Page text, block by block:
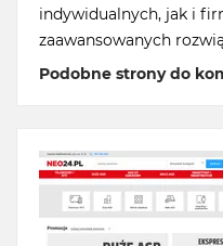
indywidualnych, jak i
zaawansowanych
Podobne strony do